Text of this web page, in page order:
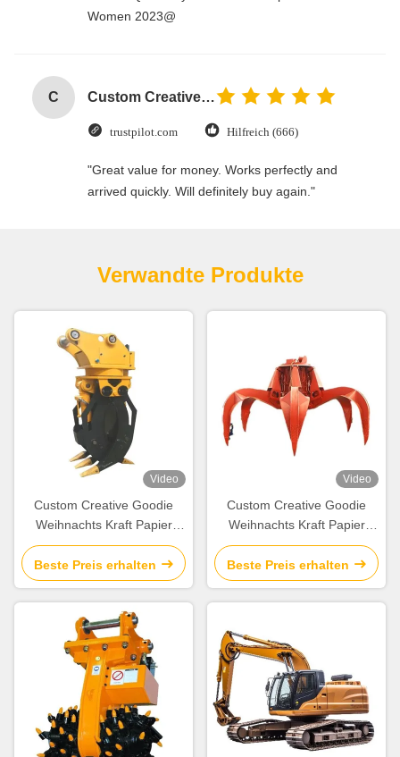
Women 2023@
C Custom Creative Goodie Christmas Kraft Paper Gift Bag with Your Own Logo for Xmas Decorative Party
trustpilot.com Hilfreich (666)
"Great value for money. Works perfectly and
arrived quickly. Will definitely buy again."
Verwandte Produkte
Video
Custom Creative Goodie
Weihnachts Kraft Papier
Geschenk Tasche mit Ihrem
eigenen Logo für Xmas
Dekorationsparty
Beste Preis erhalten
Video
Custom Creative Goodie
Weihnachts Kraft Papier
Geschenk Tasche mit Ihrem
eigenen Logo für Xmas
Dekorationsparty
Beste Preis erhalten